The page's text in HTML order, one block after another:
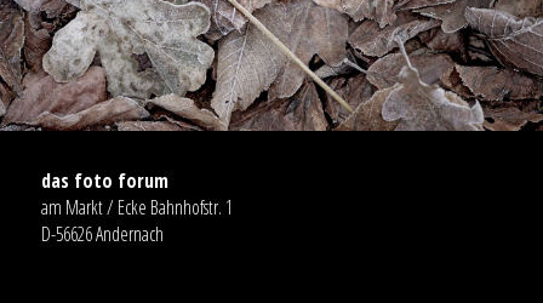
das foto forum
am Markt / Ecke Bahnhofstr. 1
D-56626 Andernach